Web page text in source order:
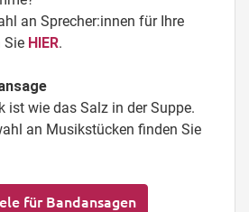
an Sprecher:innen für Ihre
Sie HIER.
ist wie das Salz in der Suppe.
an Musikstücken finden Sie
für Bandansagen